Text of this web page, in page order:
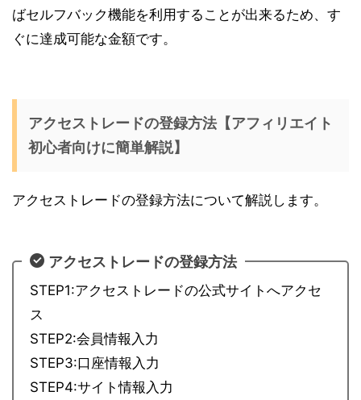
ばセルフバック機能を利用することが出来るため、す
ぐに達成可能な金額です。
アクセストレードの登録方法【アフィリエイト
初心者向けに簡単解説】
アクセストレードの登録方法について解説します。
アクセストレードの登録方法
STEP1:アクセストレードの公式サイトへアクセ
ス
STEP2:会員情報入力
STEP3:口座情報入力
STEP4:サイト情報入力